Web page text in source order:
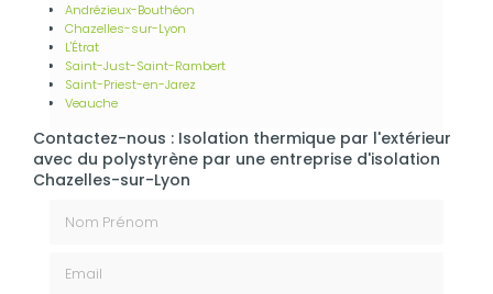
Andrézieux-Bouthéon
Chazelles-sur-Lyon
L'Étrat
Saint-Just-Saint-Rambert
Saint-Priest-en-Jarez
Veauche
Contactez-nous : Isolation thermique par l'extérieur
avec du polystyrène par une entreprise d'isolation
Chazelles-sur-Lyon